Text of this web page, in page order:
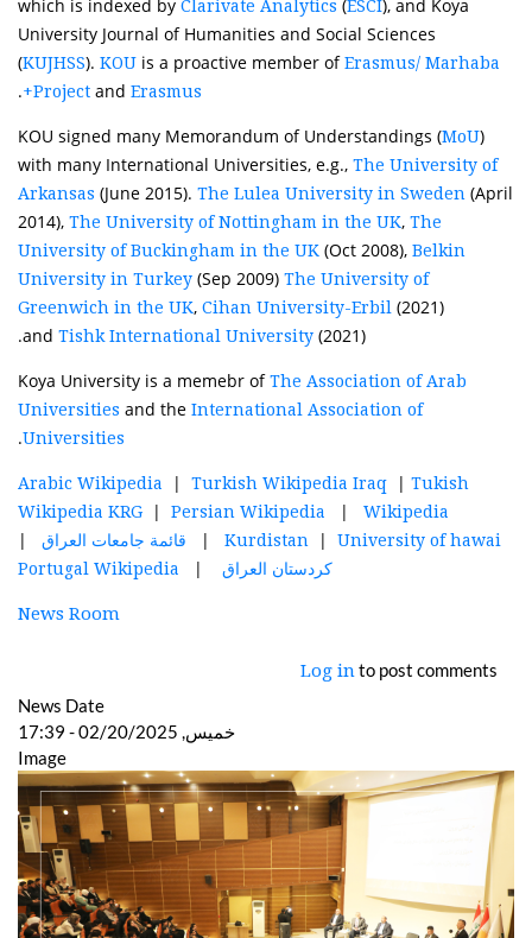
which is indexed by Clarivate Analytics (ESCI), and Koya
University Journal of Humanities and Social Sciences
(KUJHSS). KOU is a proactive member ofErasmus/ Marhaba
Project and Erasmus+
.
KOU signed many Memorandum of Understandings (MoU)
with many International Universities, e.g., The University of
Arkansas (June 2015). The Lulea University in Sweden (April
2014), The University of Nottingham in the UK, The
University of Buckingham in the UK (Oct 2008), Belkin
University in Turkey (Sep 2009) The University of
Greenwich in the UK, Cihan University-Erbil (2021)
and Tishk International University (2021).
Koya University is a memebr ofThe Association of Arab
Universities and the International Association of
Universities
.
Arabic Wikipedia | Turkish Wikipedia Iraq | Tukish
Wikipedia KRG | Persian Wikipedia | Wikipedia
Kurdistan
| University of hawai
| قائمة جامعات العراق |
كردستان العراق |
Portugal Wikipedia
News Room
Log into post comments
News Date
خميس, 02/20/2025 - 17:39
Image